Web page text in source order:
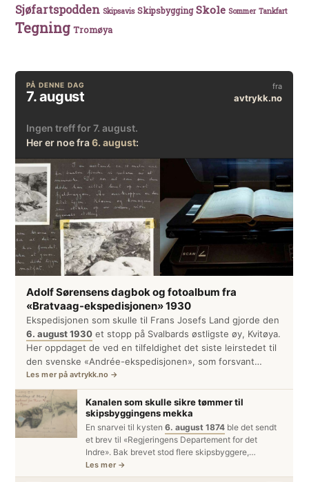
Sjøfartspodden Skipsavis Skipsbygging Skole Sommer Tankfart
Tegning Tromøya